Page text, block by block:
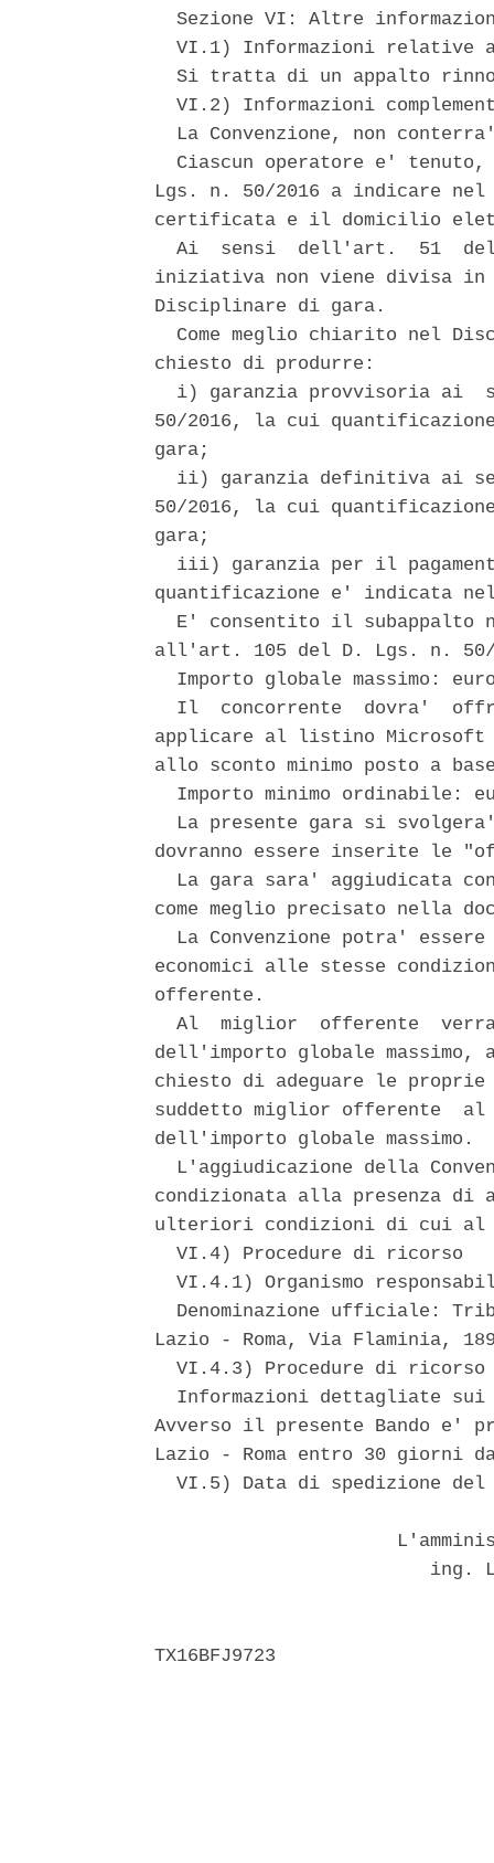
Sezione VI: Altre
VI.1) Informazioni relative
Si tratta di un appalto
VI.2) Informazioni
La Convenzione, non
Ciascun operatore e'
Lgs. n. 50/2016 a indicare
certificata e il domicilio
Ai  sensi  dell'art.  51
iniziativa non viene divisa
Disciplinare di gara.
Come meglio chiarito nel
chiesto di produrre:
i) garanzia provvisoria ai
50/2016, la cui
gara;
ii) garanzia definitiva ai
50/2016, la cui
gara;
iii) garanzia per il
quantificazione e' indicata
E' consentito il subappalto
all'art. 105 del D. Lgs. n.
Importo globale massimo:
Il  concorrente  dovra'
applicare al listino Microsoft
allo sconto minimo posto a
Importo minimo ordinabile:
La presente gara si
dovranno essere inserite le
La gara sara' aggiudicata
come meglio precisato nella
La Convenzione potra'
economici alle stesse
offerente.
Al  miglior  offerente
dell'importo globale
chiesto di adeguare le
suddetto miglior offerente
dell'importo globale massimo.
L'aggiudicazione della
condizionata alla presenza
ulteriori condizioni di cui al
  VI.4) Procedure di ricorso
VI.4.1) Organismo
Denominazione ufficiale:
Lazio - Roma, Via Flaminia,
VI.4.3) Procedure di
Informazioni dettagliate
Avverso il presente Bando
Lazio - Roma entro 30 giorni
VI.5) Data di spedizione
ing.